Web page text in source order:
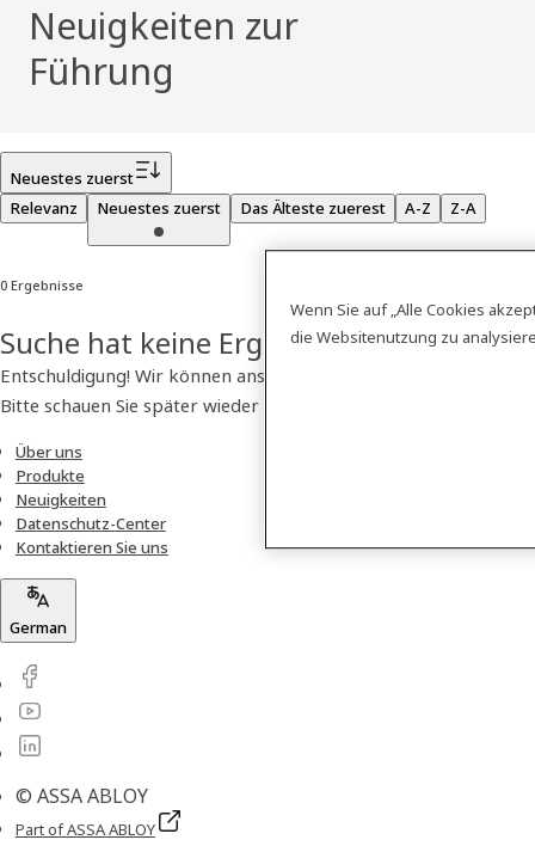
Neuigkeiten zur
Führung
Neuestes zuerst
Relevanz
Neuestes zuerst Das Älteste zuerest A-Z Z-A
0 Ergebnisse
Suche hat keine Ergebnisse geliefert
Entschuldigung! Wir können anscheinend kein Produkt finden.
Bitte schauen Sie später wieder vorbei!
Über uns
Produkte
Neuigkeiten
Datenschutz-Center
Kontaktieren Sie uns
German
© ASSA ABLOY
Part of ASSA ABLOY
Wenn Sie auf „Alle Cookies
die Websitenutzung zu